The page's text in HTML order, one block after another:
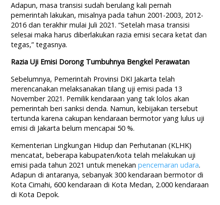
Adapun, masa transisi sudah berulang kali pernah
pemerintah lakukan, misalnya pada tahun 2001-2003, 2012-
2016 dan terakhir mulai Juli 2021. “Setelah masa transisi
selesai maka harus diberlakukan razia emisi secara ketat dan
tegas,” tegasnya.
Razia Uji Emisi Dorong Tumbuhnya Bengkel Perawatan
Sebelumnya, Pemerintah Provinsi DKI Jakarta telah
merencanakan melaksanakan tilang uji emisi pada 13
November 2021. Pemilik kendaraan yang tak lolos akan
pemerintah beri sanksi denda. Namun, kebijakan tersebut
tertunda karena cakupan kendaraan bermotor yang lulus uji
emisi di Jakarta belum mencapai 50 %.
Kementerian Lingkungan Hidup dan Perhutanan (KLHK)
mencatat, beberapa kabupaten/kota telah melakukan uji
emisi pada tahun 2021 untuk menekanpencemaran udara.
Adapun di antaranya, sebanyak 300 kendaraan bermotor di
Kota Cimahi, 600 kendaraan di Kota Medan, 2.000 kendaraan
di Kota Depok.